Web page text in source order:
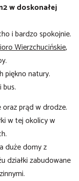
w doskonałej
i bardzo spokojnie.
Wierzchucińskie,
piękno natury.
prąd w drodze.
w tej okolicy w
duże domy z
działki zabudowane